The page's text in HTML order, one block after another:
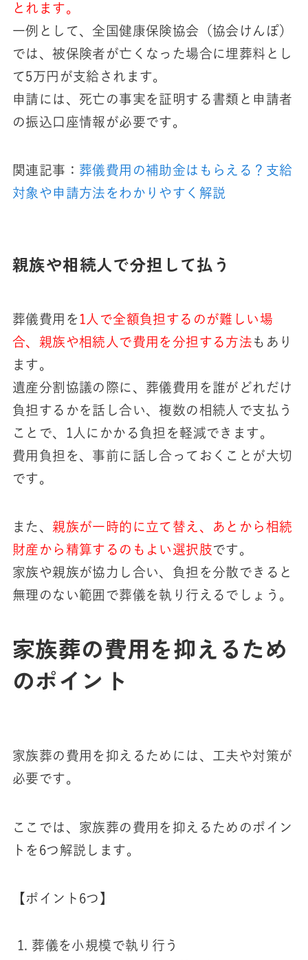
とれます。
一例として、全国健康保険協会（協会けんぽ）
では、被保険者が亡くなった場合に埋葬料とし
て5万円が支給されます。
申請には、死亡の事実を証明する書類と申請者
の振込口座情報が必要です。
関連記事： 葬儀費用の補助金はもらえる？支給
対象や申請方法をわかりやすく解説
親族や相続人で分担して払う
葬儀費用を1人で全額負担するのが難しい場
合、親族や相続人で費用を分担する方法 もあり
ます。
遺産分割協議の際に、葬儀費用を誰がどれだけ
負担するかを話し合い、複数の相続人で支払う
ことで、1人にかかる負担を軽減できます。
費用負担を、事前に話し合っておくことが大切
です。
また、 親族が一時的に立て替え、あとから相続
財産から精算するのもよい選択肢です。
家族や親族が協力し合い、負担を分散できると
無理のない範囲で葬儀を執り行えるでしょう。
家族葬の費用を抑えるため
のポイント
家族葬の費用を抑えるためには、工夫や対策が
必要です。
ここでは、家族葬の費用を抑えるためのポイン
トを6つ解説します。
【ポイント6つ】
葬儀を小規模で執り行う